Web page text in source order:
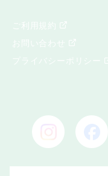
ご利用規約
お問い合わせ
プライバシーポリシー